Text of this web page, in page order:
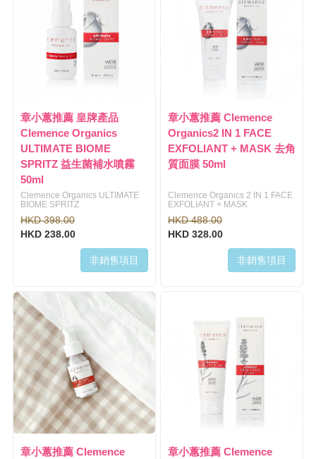
章小蕙推薦 皇牌產品
Clemence Organics
ULTIMATE BIOME
SPRITZ 益生菌補水噴霧
50ml
Clemence Organics ULTIMATE
BIOME SPRITZ
HKD 398.00
HKD 238.00
非銷售項目
章小蕙推薦 Clemence
Organics2 IN 1 FACE
EXFOLIANT + MASK 去角
質面膜 50ml
Clemence Organics 2 IN 1 FACE
EXFOLIANT + MASK
HKD 488.00
HKD 328.00
非銷售項目
章小蕙推薦 Clemence
章小蕙推薦 Clemence